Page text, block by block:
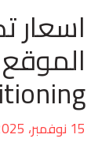
15 نوفمبر، 2025